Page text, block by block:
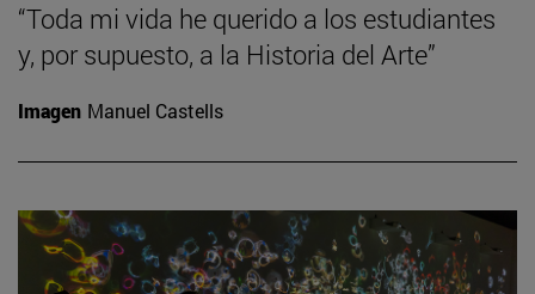
“Toda mi vida he querido a los estudiantes
y, por supuesto, a la Historia del Arte”
Imagen Manuel Castells